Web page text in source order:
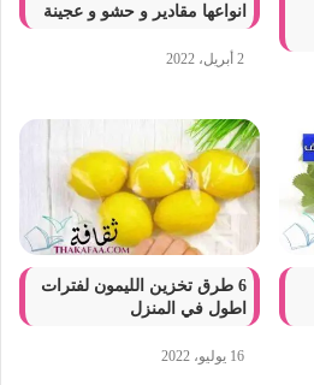
انواعها مقادير و حشو و عجينة
2 أبريل، 2022
6 طرق تخزين الليمون لفترات
اطول في المنزل
16 يوليو، 2022